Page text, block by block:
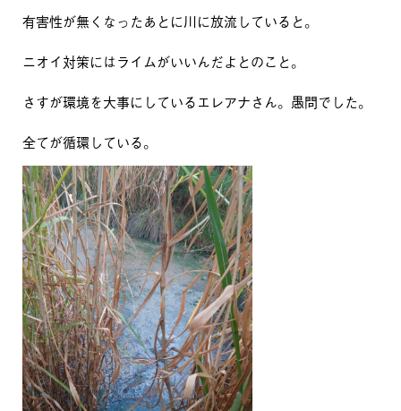
有害性が無くなったあとに川に放流していると。
ニオイ対策にはライムがいいんだよとのこと。
さすが環境を大事にしているエレアナさん。愚問でした。
全てが循環している。